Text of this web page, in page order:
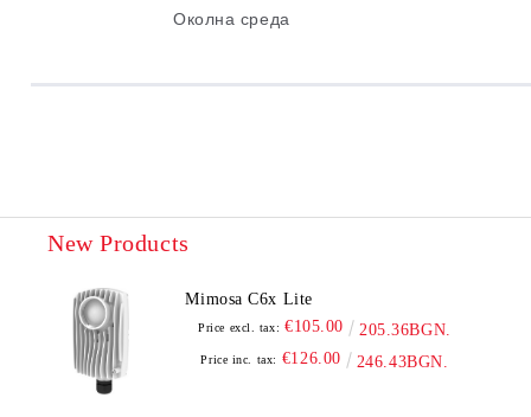
Околна среда
New Products
Mimosa C6x Lite
Price excl. tax: €105.00 205.36BGN.
Price inc. tax: €126.00 246.43BGN.